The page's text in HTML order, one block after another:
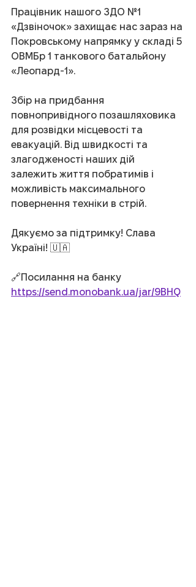
Працівник нашого ЗДО №1
«Дзвіночок» захищає нас зараз на
Покровському напрямку у складі 5
ОВМБр 1 танкового батальйону
«Леопард-1».
Збір на придбання
повнопривідного позашляховика
для розвідки місцевості та
евакуацій. Від швидкості та
злагодженості наших дій
залежить життя побратимів і
можливість максимального
повернення техніки в стрій.
Дякуємо за підтримку! Слава
Україні! 🇺🇦
🔗Посилання на банку
https://send.monobank.ua/jar/9BHQ